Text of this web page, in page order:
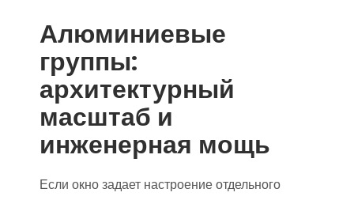
Алюминиевые
группы:
архитектурный
масштаб и
инженерная мощь
Если окно задает настроение отдельного